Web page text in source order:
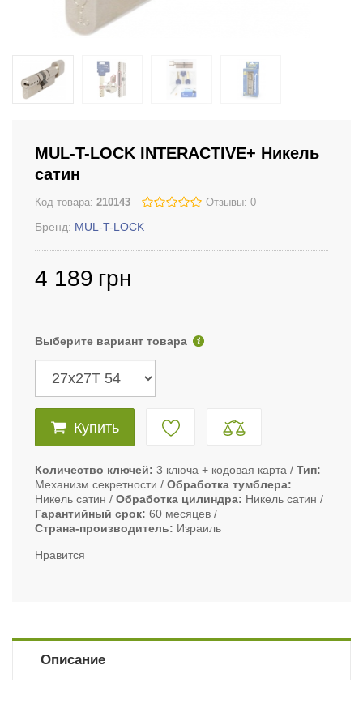
MUL-T-LOCK INTERACTIVE+ Никель
сатин
Код товара: 210143 Отзывы: 0
Бренд: MUL-T-LOCK
4 189 грн
Выберите вариант товара
Купить
Количество ключей 3 ключа + кодовая карта
Тип
Механизм секретности
Обработка тумблера
Никель сатин
Обработка цилиндра
Никель сатин
Гарантийный срок 60 месяцев
Страна-производитель
Израиль
Нравится
Описание